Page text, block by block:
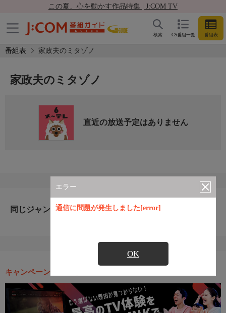
この夏、心を動かす作品特集 | J:COM TV
CS番組一覧 番組表
検索
番組表 家政夫のミタゾノ
エラー
通信に問題が発生しました[error]
OK
家政夫のミタゾノ
直近の放送予定はありません
同じジャンルのおすすめ番組
キャンペーン・お得な情報